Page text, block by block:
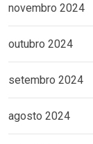
novembro 2024
outubro 2024
setembro 2024
agosto 2024